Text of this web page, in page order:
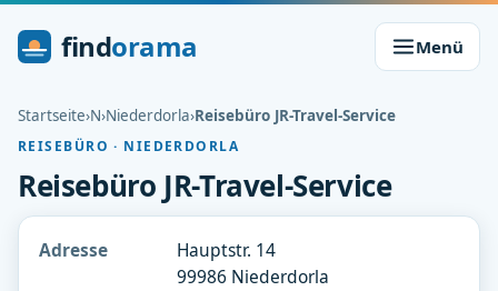
findorama Menü
Startseite›N›Niederdorla›Reisebüro JR-Travel-Service
REISEBÜRO · NIEDERDORLA
Reisebüro JR-Travel-Service
Adresse
Hauptstr. 14
99986 Niederdorla